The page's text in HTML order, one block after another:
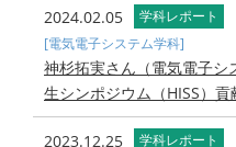
2024.02.05
学科レポート
[電気電子システム学科]
神杉拓実さん（電気電子シ
生シンポジウム（HISS）
2023.12.25
学科レポート